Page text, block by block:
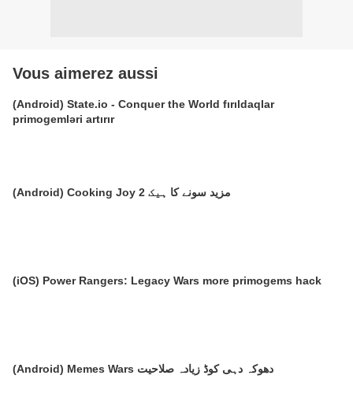
Vous aimerez aussi
(Android) State.io - Conquer the World fırıldaqlar
primogemləri artırır
(Android) Cooking Joy 2 مزید سونے کا ہیک
(iOS) Power Rangers: Legacy Wars more primogems hack
(Android) Memes Wars دھوکہ دہی کوڈ زیادہ صلاحیت